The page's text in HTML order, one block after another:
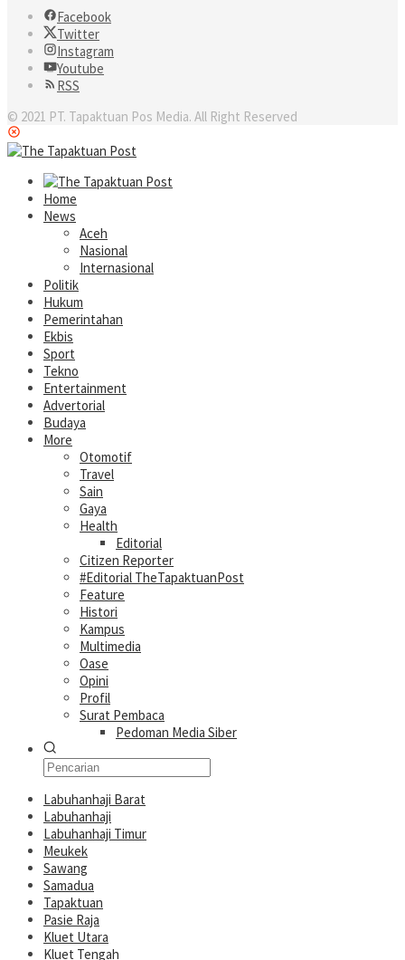
Facebook
Twitter
Instagram
Youtube
RSS
© 2021 PT. Tapaktuan Pos Media. All Right Reserved
Home
News
Aceh
Nasional
Internasional
Politik
Hukum
Pemerintahan
Ekbis
Sport
Tekno
Entertainment
Advertorial
Budaya
More
Otomotif
Travel
Sain
Gaya
Health
Editorial
Citizen Reporter
#Editorial TheTapaktuanPost
Feature
Histori
Kampus
Multimedia
Oase
Opini
Profil
Surat Pembaca
Pedoman Media Siber
Labuhanhaji Barat
Labuhanhaji
Labuhanhaji Timur
Meukek
Sawang
Samadua
Tapaktuan
Pasie Raja
Kluet Utara
Kluet Tengah